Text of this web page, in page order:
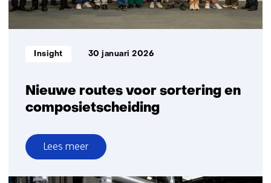
Nieuwe routes voor sortering en
composietscheiding
Informatietype:
Insight 30 januari 2026
Lees meer
over
Nieuwe